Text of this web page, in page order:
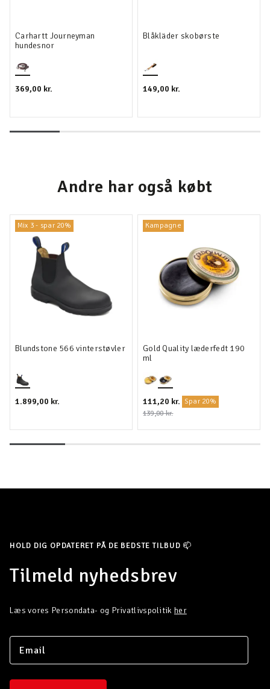
Carhartt Journeyman
hundesnor
369,00 kr.
Blåkläder skobørste
149,00 kr.
Andre har også købt
Mix 3 - spar 20%
Blundstone 566 vinterstøvler
1.899,00 kr.
Kampagne
Gold Quality læderfedt 190
ml
111,20 kr. Spar 20%
139,00 kr.
HOLD DIG OPDATERET PÅ DE BEDSTE TILBUD 📫
Tilmeld nyhedsbrev
Læs vores Persondata- og Privatlivspolitik her